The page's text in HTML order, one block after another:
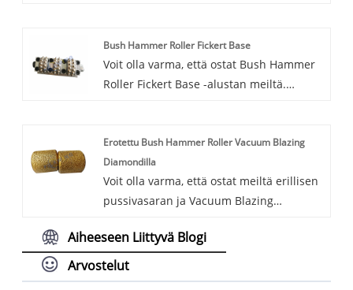
jälkeisen palvelun ja oikea-aikaisen
toimituksen. Ainutlaatuisen leikkuuterän
ansiosta Hydraulic Filaments -
kanssa.
Bush Hammer Roller Fickert Base
Voit olla varma, että ostat Bush Hammer
Roller Fickert Base -alustan meiltä.
yhteyttä nyt, vastaamme sinulle ajoissa!
Erotettu Bush Hammer Roller Vacuum Blazing
Diamondilla
Voit olla varma, että ostat meiltä erillisen
pussivasaran ja Vacuum Blazing
yhteistyötä kanssasi, jos haluat tietää
lisää, voit ottaa meihin yhteyttä nyt,
vastaamme sinulle ajoissa!
Aiheeseen Liittyvä Blogi
Arvostelut